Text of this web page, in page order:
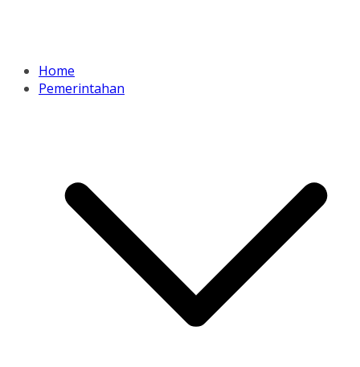
Home
Pemerintahan